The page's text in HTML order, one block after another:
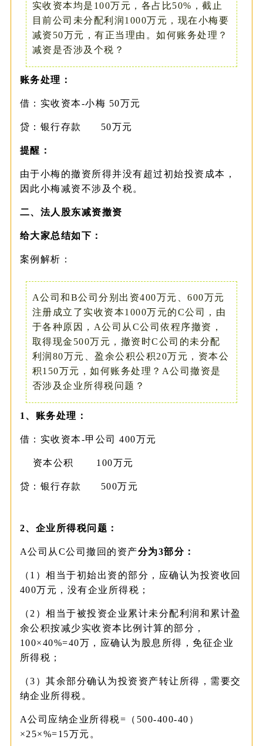
实收资本均是100万元，各占比50%，截止
目前公司未分配利润1000万元，现在小梅要
减资50万元，有正当理由。如何账务处理？
减资是否涉及个税？
账务处理：
借：实收资本-小梅 50万元
贷：银行存款 50万元
提醒：
由于小梅的撤资所得并没有超过初始投资成本，
因此小梅减资不涉及个税。
二、法人股东减资撤资
给大家总结如下：
案例解析：
A公司和B公司分别出资400万元、600万元
注册成立了实收资本1000万元的C公司，由
于各种原因，A公司从C公司依程序撤资，
取得现金500万元，撤资时C公司的未分配
利润80万元、盈余公积公积20万元，资本公
积150万元，如何账务处理？A公司撤资是
否涉及企业所得税问题？
1、账务处理：
借：实收资本-甲公司 400万元
资本公积 100万元
贷：银行存款 500万元
2、企业所得税问题：
A公司从C公司撤回的资产分为3部分：
（1）相当于初始出资的部分，应确认为投资收回
400万元，没有企业所得税；
（2）相当于被投资企业累计未分配利润和累计盈
余公积按减少实收资本比例计算的部分，
100×40%=40万，应确认为股息所得，免征企业
所得税；
（3）其余部分确认为投资资产转让所得，需要交
纳企业所得税。
A公司应纳企业所得税=（500-400-40）
×25×%=15万元。